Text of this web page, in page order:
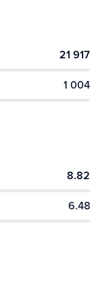
21 917
1 004
8.82
6.48